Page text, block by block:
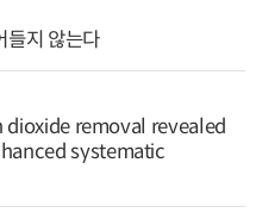
들지 않는다
removal revealed
systematic